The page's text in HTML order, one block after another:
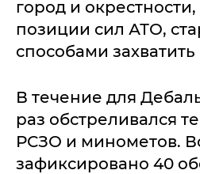
город и
позиции сил АТО,
способами захватить
В течение для
раз обстреливался
РСЗО и минометов.
зафиксировано 40